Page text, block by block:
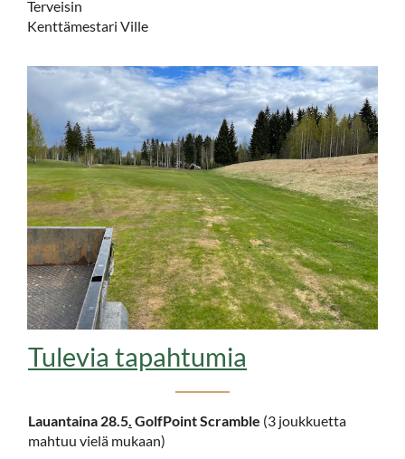
Terveisin
Kenttämestari Ville
Tulevia tapahtumia
Lauantaina 28.5. GolfPoint Scramble (3 joukkuetta
mahtuu vielä mukaan)